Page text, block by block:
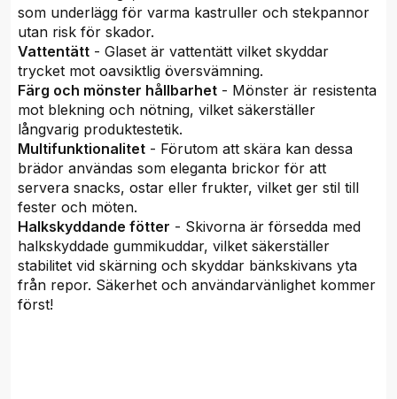
som underlägg för varma kastruller och stekpannor
utan risk för skador.
Vattentätt - Glaset är vattentätt vilket skyddar
trycket mot oavsiktlig översvämning.
Färg och mönster hållbarhet - Mönster är resistenta
mot blekning och nötning, vilket säkerställer
långvarig produktestetik.
Multifunktionalitet - Förutom att skära kan dessa
brädor användas som eleganta brickor för att
servera snacks, ostar eller frukter, vilket ger stil till
fester och möten.
Halkskyddande fötter - Skivorna är försedda med
halkskyddade gummikuddar, vilket säkerställer
stabilitet vid skärning och skyddar bänkskivans yta
från repor. Säkerhet och användarvänlighet kommer
först!